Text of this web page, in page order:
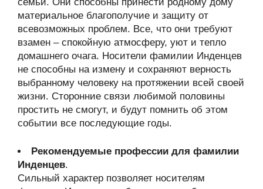
материальное благополучие и защиту от
всевозможных проблем. Все, что они требуют
взамен – спокойную атмосферу, уют и тепло
домашнего очага. Носители фамилии Инденцев
не способны на измену и сохраняют верность
выбранному человеку на протяжении всей своей
жизни. Сторонние связи любимой половины
простить не смогут, и будут помнить об этом
событии все последующие годы.
Рекомендуемые профессии для фамилии
Инденцев.
Сильный характер позволяет носителям